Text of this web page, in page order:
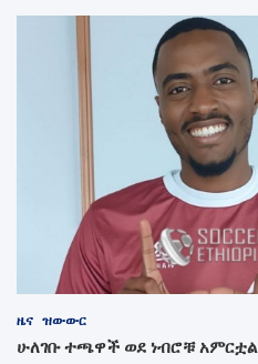
ዜና ዝውውር
ሁለገቡ ተጫዋች ወደ ነብሮቹ አምርቷል